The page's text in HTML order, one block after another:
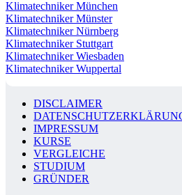
Klimatechniker München
Klimatechniker Münster
Klimatechniker Nürnberg
Klimatechniker Stuttgart
Klimatechniker Wiesbaden
Klimatechniker Wuppertal
DISCLAIMER
IMPRESSUM
KURSE
VERGLEICHE
STUDIUM
GRÜNDER